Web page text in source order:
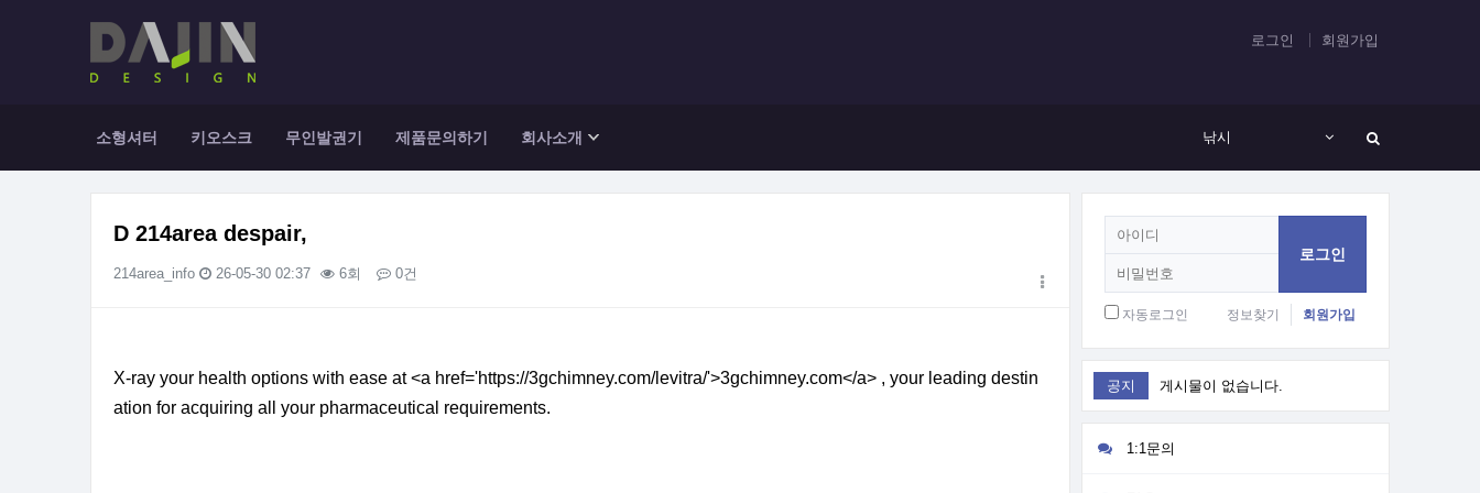
로그인 회원가입
소형셔터 키오스크 무인발권기 제품문의하기 회사소개 낚시
D 214area despair,
214area_info 26-05-30 02:37 6회 0건
X-ray your health options with ease at <a href='https://3gchimney.com/levitra/'>3gchimney.com</a> , your leading destin
ation for acquiring all your pharmaceutical requirements.
자동로그인 정보찾기 회원가입
공지 게시물이 없습니다.
1:1문의